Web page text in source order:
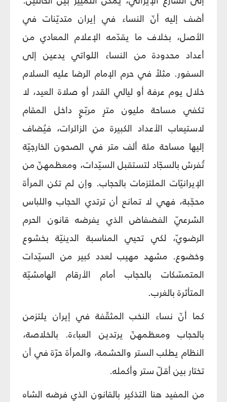
أضف إليه أنّ النساء في إيران متديّنات في
الأصل، بخلاف ما يقدّمه الإعلام المعادي من
أعداد محدودة من النساء اللواتي يدعين إلى
السفور. مثلاً في حرم الإمام الرضا عليه السلام
خلال يوم عرفة أو ليالي القدر أو صلاة العيد، لا
تكفي مساحة مليون مترٍ مربّعٍ داخل المقام
لاستيعاب الأعداد الكبيرة من الزائرات، فيُضاف
إليها مساحة مئة ألف متر في الصحون الخارجيّة
تُفرش بالسجّاد لتستقبل السيّدات، ومعظمهنّ من
الإيرانيّات الملتزمات بالحجاب. وإن لم تكن المرأة
محجّبة، فهي لا تمانع أن ترتدي الحجاب واللباس
الشرعيّ الفضفاض الذي يفرضه قانون الحرم
الرضويّ، لكي تحيي المناسبة الدينيّة بخشوع
وخضوع. مشهد مهيب لعدد كبير من السيّدات
المتمسّكات بالحجاب أمام الأرقام الهامشيّة
المتأثرة بالغرب.
كما أنّ نساء النخب المثقّفة في إيران يلتزمن
بالحجاب ومعظمهنّ يرتدين العباءة. بالخلاصة،
النظام يطلب الستر والحشمة، والمرأة حرّة في أن
تختار بين أقلّ ستر وأكمله.
من المفيد هنا التذكير بالقانون الذي فرضه الشاه